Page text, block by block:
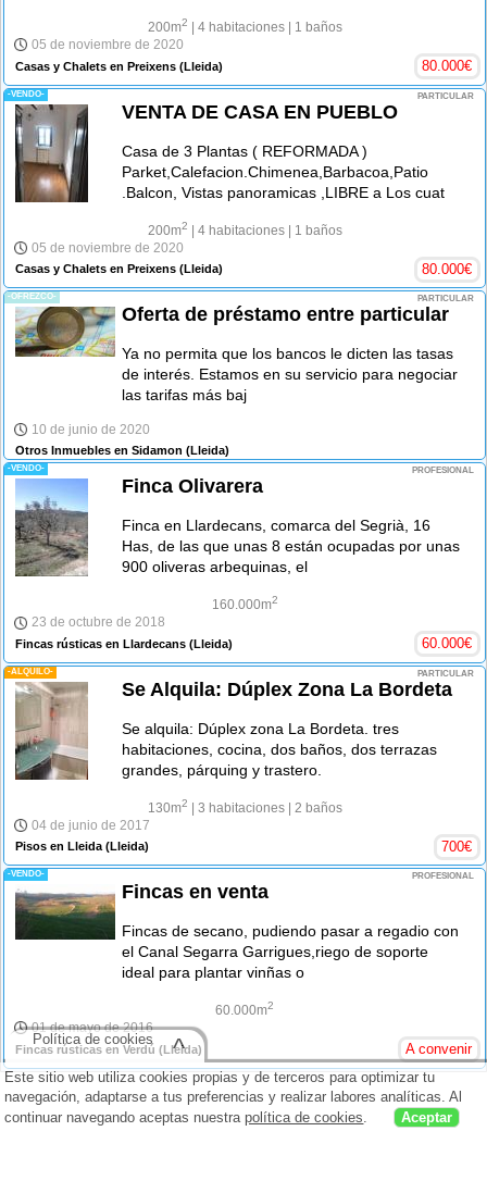
200m2 | 4 habitaciones| 1 baños
05 de noviembre de 2020
Casas y Chalets en Preixens (Lleida) 80.000€
-VENDO- PARTICULAR
VENTA DE CASA EN PUEBLO
Casa de 3 Plantas ( REFORMADA )
Parket,Calefacion.Chimenea,Barbacoa,Patio
.Balcon, Vistas panoramicas ,LIBRE a Los cuat
200m2 | 4 habitaciones| 1 baños
05 de noviembre de 2020
Casas y Chalets en Preixens (Lleida) 80.000€
-OFREZCO- PARTICULAR
Oferta de préstamo entre particular
Ya no permita que los bancos le dicten las tasas
de interés. Estamos en su servicio para negociar
las tarifas más baj
10 de junio de 2020
Otros Inmuebles en Sidamon (Lleida)
-VENDO- PROFESIONAL
Finca Olivarera
Finca en Llardecans, comarca del Segrià, 16
Has, de las que unas 8 están ocupadas por unas
900 oliveras arbequinas, el
160.000m2
23 de octubre de 2018
Fincas rústicas en Llardecans (Lleida) 60.000€
-ALQUILO- PARTICULAR
Se Alquila: Dúplex Zona La Bordeta
Se alquila: Dúplex zona La Bordeta. tres
habitaciones, cocina, dos baños, dos terrazas
grandes, párquing y trastero.
130m2 | 3 habitaciones| 2 baños
04 de junio de 2017
Pisos en Lleida (Lleida) 700€
-VENDO- PROFESIONAL
Fincas en venta
Fincas de secano, pudiendo pasar a regadio con
el Canal Segarra Garrigues,riego de soporte
ideal para plantar vinñas o
60.000m2
01 de mayo de 2016
Fincas rústicas en Verdú (Lleida) A convenir
Este sitio web utiliza cookies propias y de terceros para optimizar tu
navegación, adaptarse a tus preferencias y realizar labores analíticas. Al
continuar navegando aceptas nuestrapolítica de cookies Aceptar
Política de cookies ^